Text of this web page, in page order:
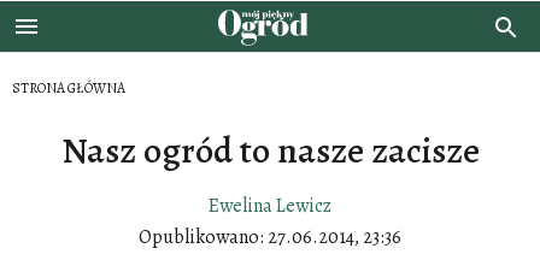
STRONA GŁÓWNA
Nasz ogród to nasze zacisze
Ewelina Lewicz
Opublikowano: 27.06.2014, 23:36